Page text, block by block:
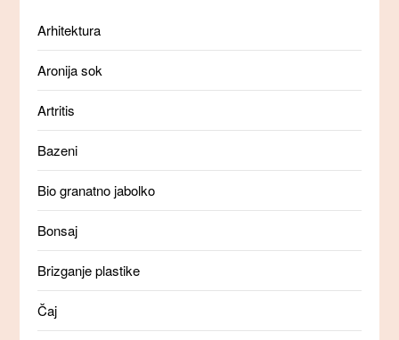
Arhitektura
Aronija sok
Artritis
Bazeni
Bio granatno jabolko
Bonsaj
Brizganje plastike
Čaj